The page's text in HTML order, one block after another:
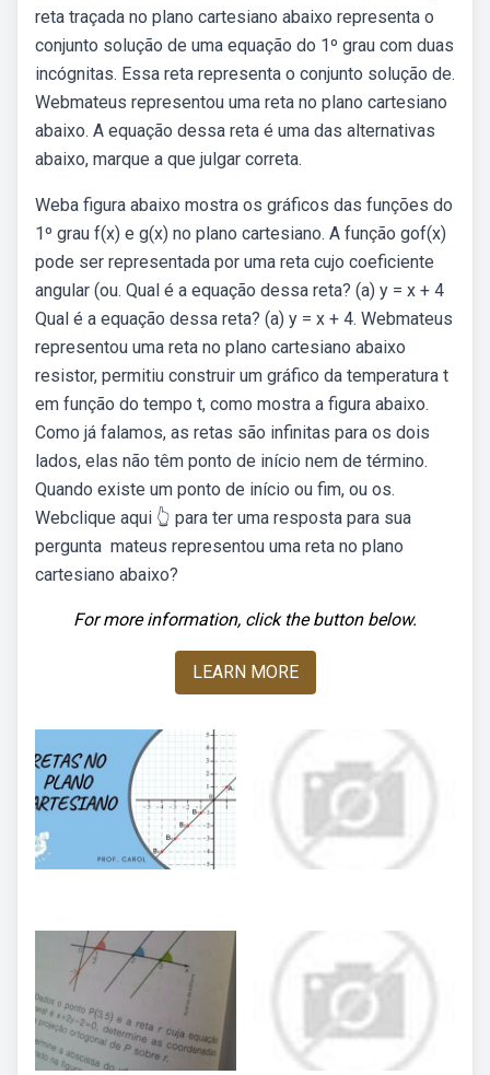
reta traçada no plano cartesiano abaixo representa o
conjunto solução de uma equação do 1º grau com duas
incógnitas. Essa reta representa o conjunto solução de.
Webmateus representou uma reta no plano cartesiano
abaixo. A equação dessa reta é uma das alternativas
abaixo, marque a que julgar correta.
Weba figura abaixo mostra os gráficos das funções do
1º grau f(x) e g(x) no plano cartesiano. A função gof(x)
pode ser representada por uma reta cujo coeficiente
angular (ou. Qual é a equação dessa reta? (a) y = x + 4
Qual é a equação dessa reta? (a) y = x + 4. Webmateus
representou uma reta no plano cartesiano abaixo
resistor, permitiu construir um gráfico da temperatura t
em função do tempo t, como mostra a figura abaixo.
Como já falamos, as retas são infinitas para os dois
lados, elas não têm ponto de início nem de término.
Quando existe um ponto de início ou fim, ou os.
Webclique aqui 👆 para ter uma resposta para sua
pergunta ️ mateus representou uma reta no plano
cartesiano abaixo?
For more information, click the button below.
LEARN MORE